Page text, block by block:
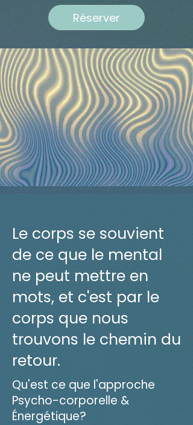
Réserver
Le corps se souvient
de ce que le mental
ne peut mettre en
mots, et c'est par le
corps que nous
trouvons le chemin du
retour.
Qu'est ce que l'approche
Psycho-corporelle &
Énergétique?